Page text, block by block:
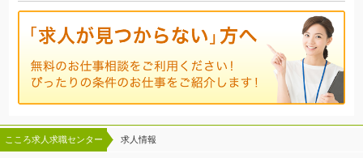
こころ求人求職センター 求人情報